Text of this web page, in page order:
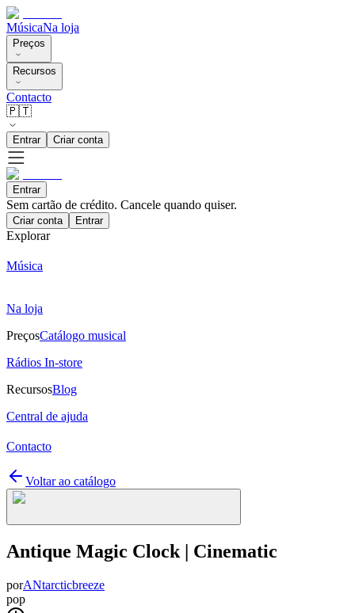
MúsicaNa loja
Preços
Recursos
Contacto
🇵🇹
Entrar Criar conta
Entrar
Sem cartão de crédito. Cancele quando quiser.
Criar conta Entrar
Explorar
Música
Na loja
PreçosCatálogo musical
Rádios In-store
RecursosBlog
Central de ajuda
Contacto
Voltar ao catálogo
Antique Magic Clock | Cinematic
porANtarcticbreeze
pop